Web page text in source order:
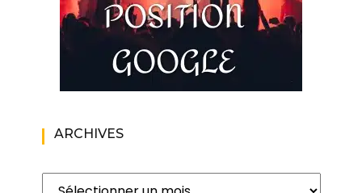
ARCHIVES
Archives